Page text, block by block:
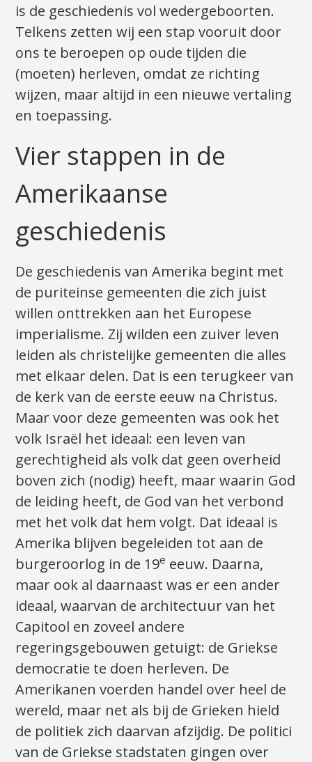
is de geschiedenis vol wedergeboorten.
Telkens zetten wij een stap vooruit door
ons te beroepen op oude tijden die
(moeten) herleven, omdat ze richting
wijzen, maar altijd in een nieuwe vertaling
en toepassing.
Vier stappen in de
Amerikaanse
geschiedenis
De geschiedenis van Amerika begint met
de puriteinse gemeenten die zich juist
willen onttrekken aan het Europese
imperialisme. Zij wilden een zuiver leven
leiden als christelijke gemeenten die alles
met elkaar delen. Dat is een terugkeer van
de kerk van de eerste eeuw na Christus.
Maar voor deze gemeenten was ook het
volk Israël het ideaal: een leven van
gerechtigheid als volk dat geen overheid
boven zich (nodig) heeft, maar waarin God
de leiding heeft, de God van het verbond
met het volk dat hem volgt. Dat ideaal is
Amerika blijven begeleiden tot aan de
burgeroorlog in de 19e eeuw. Daarna,
maar ook al daarnaast was er een ander
ideaal, waarvan de architectuur van het
Capitool en zoveel andere
regeringsgebouwen getuigt: de Griekse
democratie te doen herleven. De
Amerikanen voerden handel over heel de
wereld, maar net als bij de Grieken hield
de politiek zich daarvan afzijdig. De politici
van de Griekse stadstaten gingen over